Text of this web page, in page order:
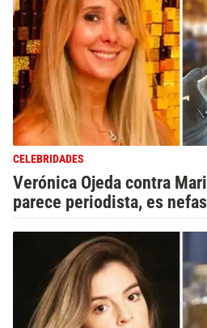
CELEBRIDADES
Verónica Ojeda contra
parece periodista, es